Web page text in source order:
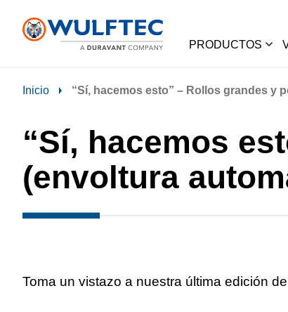
PRODUCTOS
Inicio “Sí, hacemos esto” – Rollos grandes y
“Sí, hacemos
(envoltura
Toma un vistazo a nuestra última edición